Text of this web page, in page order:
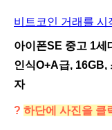
비트코인 거래를
아이폰SE 중고 1세
인식O+A급, 16GB,
자
? 하단에 사진을 클